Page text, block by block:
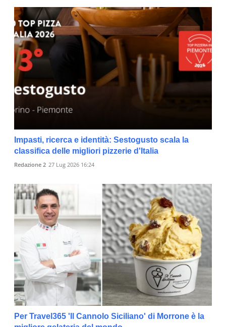
Impasti, ricerca e identità: Sestogusto scala la
classifica delle migliori pizzerie d'Italia
Redazione 2 27 Lug 2026 16:24
Per Travel365 'Il Cannolo Siciliano' di Morrone è la